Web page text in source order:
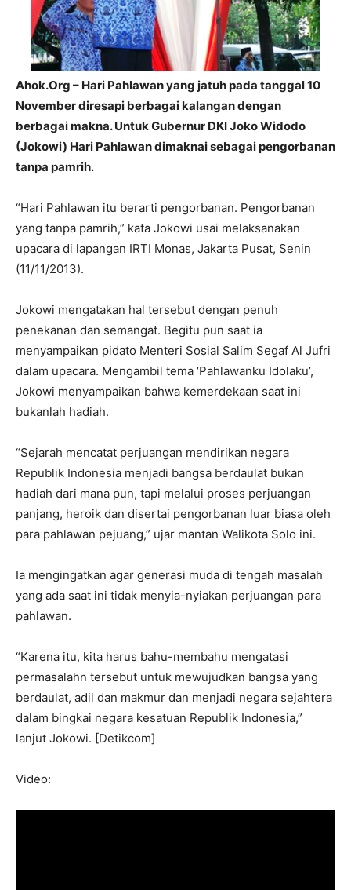
Ahok.Org – Hari Pahlawan yang jatuh pada tanggal 10
November diresapi berbagai kalangan dengan
berbagai makna. Untuk Gubernur DKI Joko Widodo
(Jokowi) Hari Pahlawan dimaknai sebagai pengorbanan
tanpa pamrih.
“Hari Pahlawan itu berarti pengorbanan. Pengorbanan
yang tanpa pamrih,” kata Jokowi usai melaksanakan
upacara di lapangan IRTI Monas, Jakarta Pusat, Senin
(11/11/2013).
Jokowi mengatakan hal tersebut dengan penuh
penekanan dan semangat. Begitu pun saat ia
menyampaikan pidato Menteri Sosial Salim Segaf Al Jufri
dalam upacara. Mengambil tema ‘Pahlawanku Idolaku’,
Jokowi menyampaikan bahwa kemerdekaan saat ini
bukanlah hadiah.
“Sejarah mencatat perjuangan mendirikan negara
Republik Indonesia menjadi bangsa berdaulat bukan
hadiah dari mana pun, tapi melalui proses perjuangan
panjang, heroik dan disertai pengorbanan luar biasa oleh
para pahlawan pejuang,” ujar mantan Walikota Solo ini.
Ia mengingatkan agar generasi muda di tengah masalah
yang ada saat ini tidak menyia-nyiakan perjuangan para
pahlawan.
“Karena itu, kita harus bahu-membahu mengatasi
permasalahn tersebut untuk mewujudkan bangsa yang
berdaulat, adil dan makmur dan menjadi negara sejahtera
dalam bingkai negara kesatuan Republik Indonesia,”
lanjut Jokowi. [Detikcom]
Video: